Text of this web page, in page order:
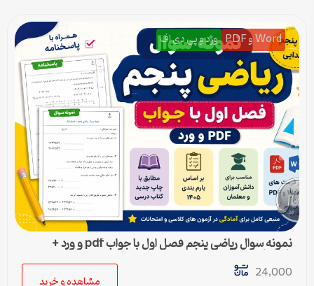
Word و PDF ورد و پی دی اف
نمونه سوال ریاضی پنجم فصل اول با جواب pdf و ورد +
پاسخنامه
24,000
مشاهده و خرید